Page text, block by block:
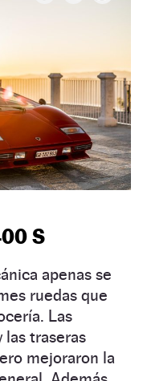
S
apenas se
ruedas que
Las
las traseras
mejoraron la